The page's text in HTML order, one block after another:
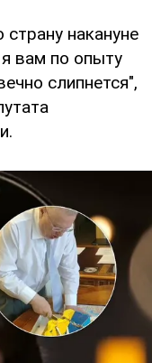
накануне
вам по опыту
слипнется",